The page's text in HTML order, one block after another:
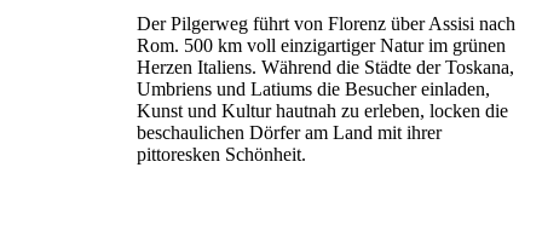
Der Pilgerweg führt von Florenz über Assisi nach
Rom. 500 km voll einzigartiger Natur im grünen
Herzen Italiens. Während die Städte der Toskana,
Umbriens und Latiums die Besucher einladen,
Kunst und Kultur hautnah zu erleben, locken die
beschaulichen Dörfer am Land mit ihrer
pittoresken Schönheit.